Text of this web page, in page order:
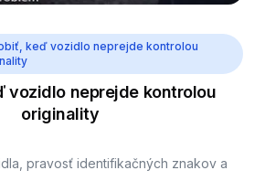
keď vozidlo neprejde kontrolou
vozidlo neprejde kontrolou
originality
pravosť identifikačných znakov a